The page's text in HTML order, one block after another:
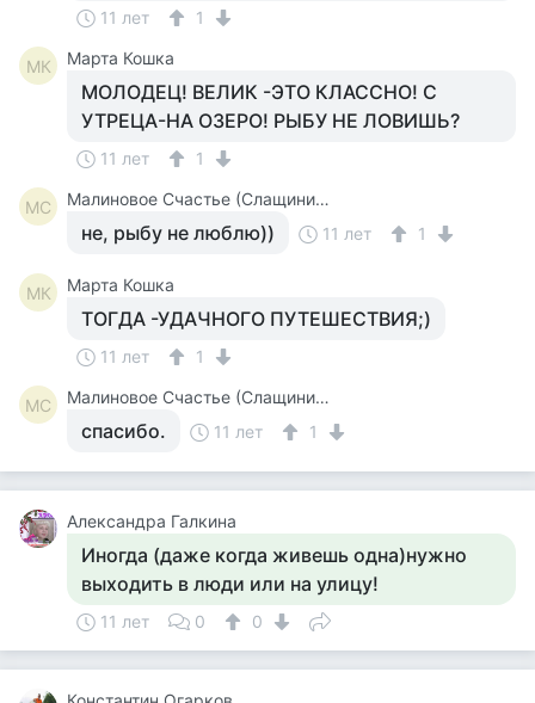
11 лет 1
МК Марта Кошка
МОЛОДЕЦ! ВЕЛИК -ЭТО КЛАССНО! С
УТРЕЦА-НА ОЗЕРО! РЫБУ НЕ ЛОВИШЬ?
11 лет 1
МС Малиновое Счастье (Слащинина)
не, рыбу не люблю)) 11 лет 1
МК Марта Кошка
ТОГДА -УДАЧНОГО ПУТЕШЕСТВИЯ;)
11 лет 1
МС Малиновое Счастье (Слащинина)
спасибо. 11 лет 1
Александра Галкина
Иногда (даже когда живешь одна)нужно
выходить в люди или на улицу!
11 лет 0 0